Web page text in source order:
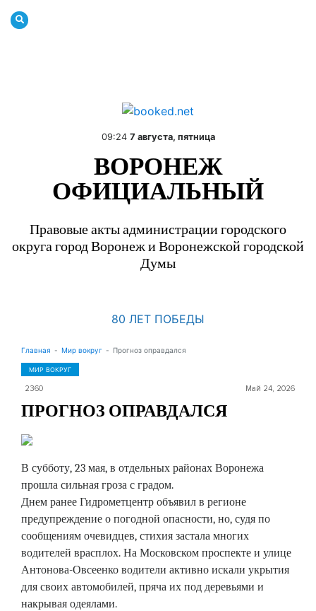
09:24 7 августа, пятница
ВОРОНЕЖ
ОФИЦИАЛЬНЫЙ
Правовые акты администрации городского
округа город Воронеж и Воронежской городской
Думы
80 ЛЕТ ПОБЕДЫ
Главная Мир вокруг Прогноз оправдался
МИР ВОКРУГ
2360 Май 24, 2026
ПРОГНОЗ ОПРАВДАЛСЯ
В субботу, 23 мая, в отдельных районах Воронежа
прошла сильная гроза с градом.
Днем ранее Гидрометцентр объявил в регионе
предупреждение о погодной опасности, но, судя по
сообщениям очевидцев, стихия застала многих
водителей врасплох. На Московском проспекте и улице
Антонова-Овсеенко водители активно искали укрытия
для своих автомобилей, пряча их под деревьями и
накрывая одеялами.